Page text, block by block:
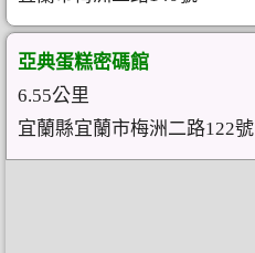
亞典蛋糕密碼館
6.55公里
宜蘭縣宜蘭市梅洲二路122號